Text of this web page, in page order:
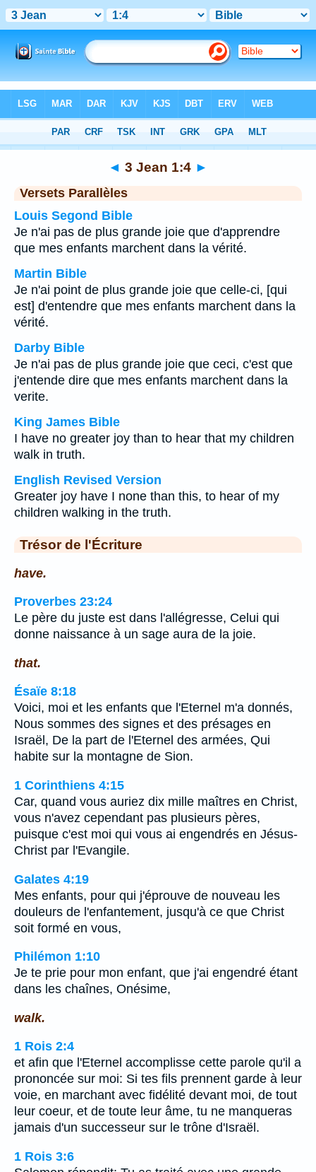
Chapitre 1> Verset 4
◄ 3 Jean 1:4 ►
Versets Parallèles
Louis Segond Bible
Je n'ai pas de plus grande joie que d'apprendre
que mes enfants marchent dans la vérité.
Martin Bible
Je n'ai point de plus grande joie que celle-ci, [qui
est] d'entendre que mes enfants marchent dans la
vérité.
Darby Bible
Je n'ai pas de plus grande joie que ceci, c'est que
j'entende dire que mes enfants marchent dans la
verite.
King James Bible
I have no greater joy than to hear that my children
walk in truth.
English Revised Version
Greater joy have I none than this, to hear of my
children walking in the truth.
Trésor de l'Écriture
have.
Proverbes 23:24
Le père du juste est dans l'allégresse, Celui qui
donne naissance à un sage aura de la joie.
that.
Ésaïe 8:18
Voici, moi et les enfants que l'Eternel m'a donnés,
Nous sommes des signes et des présages en
Israël, De la part de l'Eternel des armées, Qui
habite sur la montagne de Sion.
1 Corinthiens 4:15
Car, quand vous auriez dix mille maîtres en Christ,
vous n'avez cependant pas plusieurs pères,
puisque c'est moi qui vous ai engendrés en Jésus-
Christ par l'Evangile.
Galates 4:19
Mes enfants, pour qui j'éprouve de nouveau les
douleurs de l'enfantement, jusqu'à ce que Christ
soit formé en vous,
Philémon 1:10
Je te prie pour mon enfant, que j'ai engendré étant
dans les chaînes, Onésime,
walk.
1 Rois 2:4
et afin que l'Eternel accomplisse cette parole qu'il a
prononcée sur moi: Si tes fils prennent garde à leur
voie, en marchant avec fidélité devant moi, de tout
leur coeur, et de toute leur âme, tu ne manqueras
jamais d'un successeur sur le trône d'Israël.
1 Rois 3:6